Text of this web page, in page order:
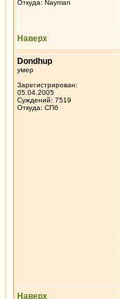
Откуда: Nayman
Наверх
Dondhup
умер
Зарегистрирован:
05.04.2005
Суждений: 7519
Откуда: СПб
Наверх